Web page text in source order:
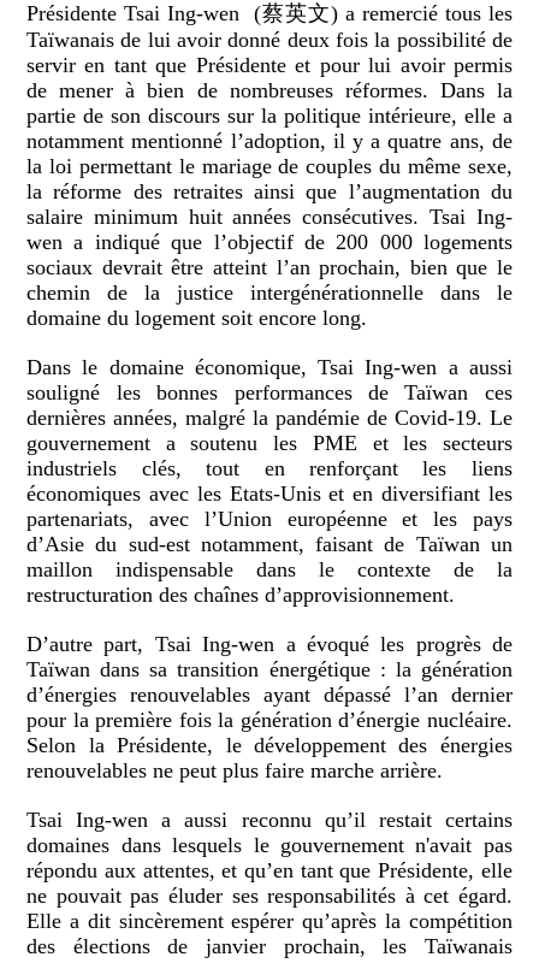
Présidente Tsai Ing-wen (蔡英文) a remercié tous les
Taïwanais de lui avoir donné deux fois la possibilité de
servir en tant que Présidente et pour lui avoir permis
de mener à bien de nombreuses réformes. Dans la
partie de son discours sur la politique intérieure, elle a
notamment mentionné l’adoption, il y a quatre ans, de
la loi permettant le mariage de couples du même sexe,
la réforme des retraites ainsi que l’augmentation du
salaire minimum huit années consécutives. Tsai Ing-
wen a indiqué que l’objectif de 200 000 logements
sociaux devrait être atteint l’an prochain, bien que le
chemin de la justice intergénérationnelle dans le
domaine du logement soit encore long.
Dans le domaine économique, Tsai Ing-wen a aussi
souligné les bonnes performances de Taïwan ces
dernières années, malgré la pandémie de Covid-19. Le
gouvernement a soutenu les PME et les secteurs
industriels clés, tout en renforçant les liens
économiques avec les Etats-Unis et en diversifiant les
partenariats, avec l’Union européenne et les pays
d’Asie du sud-est notamment, faisant de Taïwan un
maillon indispensable dans le contexte de la
restructuration des chaînes d’approvisionnement.
D’autre part, Tsai Ing-wen a évoqué les progrès de
Taïwan dans sa transition énergétique : la génération
d’énergies renouvelables ayant dépassé l’an dernier
pour la première fois la génération d’énergie nucléaire.
Selon la Présidente, le développement des énergies
renouvelables ne peut plus faire marche arrière.
Tsai Ing-wen a aussi reconnu qu’il restait certains
domaines dans lesquels le gouvernement n'avait pas
répondu aux attentes, et qu’en tant que Présidente, elle
ne pouvait pas éluder ses responsabilités à cet égard.
Elle a dit sincèrement espérer qu’après la compétition
des élections de janvier prochain, les Taïwanais